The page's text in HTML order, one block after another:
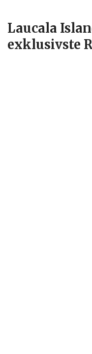
Laucala
exklusivste